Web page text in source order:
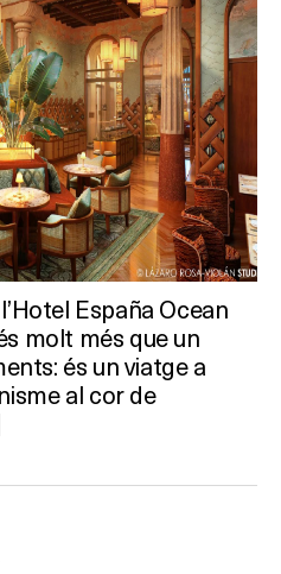
España Ocean
molt més que un
és un viatge a
al cor de